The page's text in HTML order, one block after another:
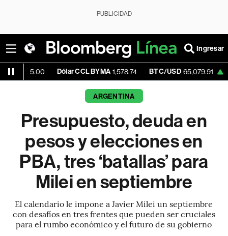
PUBLICIDAD
Ingresar
Dólar CCL BYMA 1,578.74 BTC/USD 65,079.91 +0.22%
ARGENTINA
Presupuesto, deuda en
pesos y elecciones en
PBA, tres ‘batallas’ para
Milei en septiembre
El calendario le impone a Javier Milei un septiembre
con desafíos en tres frentes que pueden ser cruciales
para el rumbo económico y el futuro de su gobierno